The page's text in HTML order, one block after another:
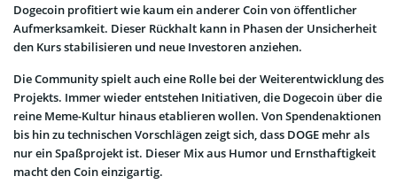
Dogecoin profitiert wie kaum ein anderer Coin von öffentlicher
Aufmerksamkeit. Dieser Rückhalt kann in Phasen der Unsicherheit
den Kurs stabilisieren und neue Investoren anziehen.
Die Community spielt auch eine Rolle bei der Weiterentwicklung des
Projekts. Immer wieder entstehen Initiativen, die Dogecoin über die
reine Meme-Kultur hinaus etablieren wollen. Von Spendenaktionen
bis hin zu technischen Vorschlägen zeigt sich, dass DOGE mehr als
nur ein Spaßprojekt ist. Dieser Mix aus Humor und Ernsthaftigkeit
macht den Coin einzigartig.